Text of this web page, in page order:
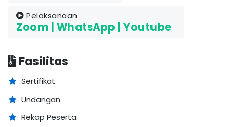
Pelaksanaan
Zoom | WhatsApp | Youtube
Fasilitas
Sertifikat
Undangan
Rekap Peserta